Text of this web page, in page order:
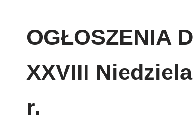
OGŁOSZENIA
XXVIII
r.